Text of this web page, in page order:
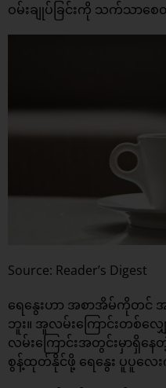
ဝမ်းချုပ်ခြင်းကို သက်သာစ
Source: Reader’s Digest
ရေနွေးဟာ အစာအိမ်ကိုတင်
ဘူး။ အူလမ်းကြောင်းတစ်
လမ်းကြောင်းအတွင်းမှာရှိ
စွန့်ထုတ်နိုင်ဖို့ ရေနွေး ပူပူလ